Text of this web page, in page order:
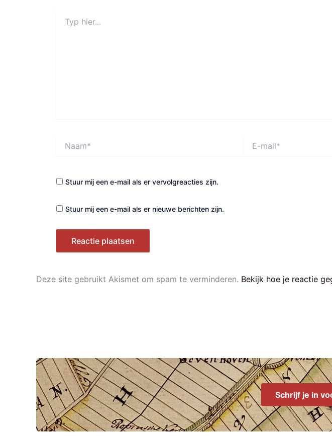
hier...
mail*
Stuur mij een e-mail als er vervolgreacties zijn.
Stuur mij een e-mail als er nieuwe berichten zijn.
Deze site gebruikt Akismet om spam te verminderen. Bekijk hoe je reactie
Schrijf je in